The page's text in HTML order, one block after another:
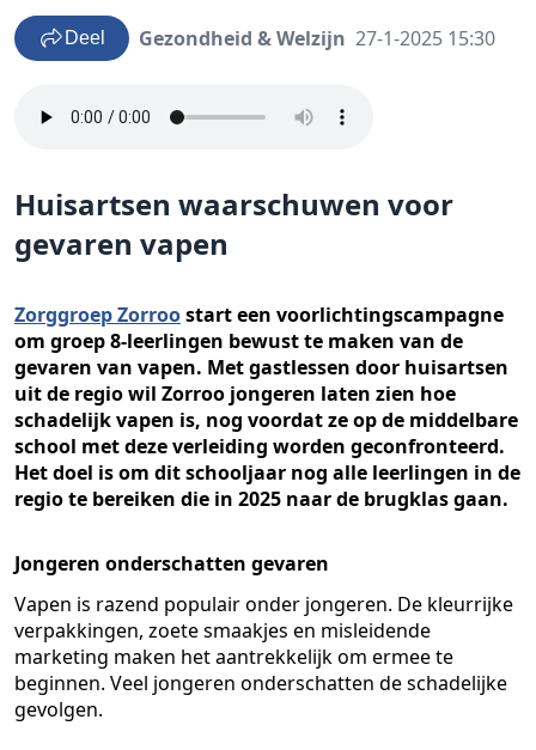
Deel Gezondheid & Welzijn 27-1-2025 15:30
Huisartsen waarschuwen voor
gevaren vapen
Zorggroep Zorroostart een voorlichtingscampagne
om groep 8-leerlingen bewust te maken van de
gevaren van vapen. Met gastlessen door huisartsen
uit de regio wil Zorroo jongeren laten zien hoe
schadelijk vapen is, nog voordat ze op de middelbare
school met deze verleiding worden geconfronteerd.
Het doel is om dit schooljaar nog alle leerlingen in de
regio te bereiken die in 2025 naar de brugklas gaan.
Jongeren onderschatten gevaren
Vapen is razend populair onder jongeren. De kleurrijke
verpakkingen, zoete smaakjes en misleidende
marketing maken het aantrekkelijk om ermee te
beginnen. Veel jongeren onderschatten de schadelijke
gevolgen.